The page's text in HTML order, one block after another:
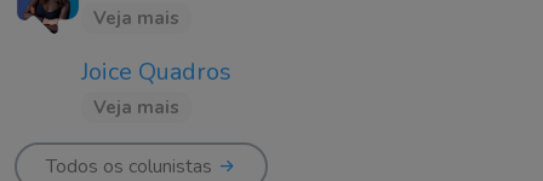
Veja mais
Joice Quadros
Veja mais
Todos os colunistas